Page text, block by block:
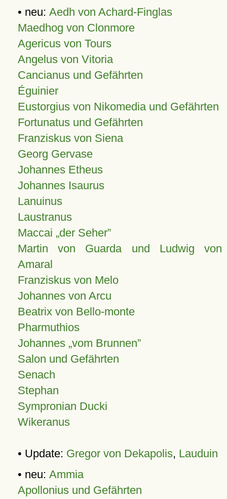
• neu: Aedh von Achard-Finglas
Maedhog von Clonmore
Agericus von Tours
Angelus von Vitoria
Cancianus und Gefährten
Éguinier
Eustorgius von Nikomedia und Gefährten
Fortunatus und Gefährten
Franziskus von Siena
Georg Gervase
Johannes Etheus
Johannes Isaurus
Lanuinus
Laustranus
Maccai „der Seher”
Martin von Guarda und Ludwig von
Amaral
Franziskus von Melo
Johannes von Arcu
Beatrix von Bello-monte
Pharmuthios
Johannes vom Brunnen
Salon und Gefährten
Senach
Stephan
Sympronian Ducki
Wikeranus
• Update: Gregor von Dekapolis, Lauduin
• neu: Ammia
Apollonius und Gefährten